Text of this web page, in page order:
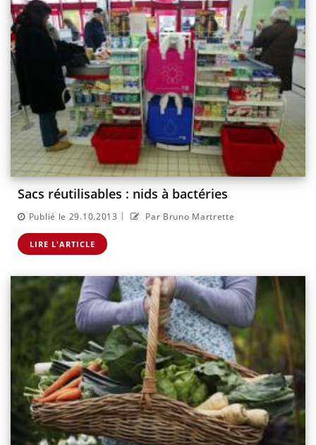
Sacs réutilisables : nids à bactéries
Publié le 29.10.2013 | Par Bruno Martrette
LIRE L'ARTICLE